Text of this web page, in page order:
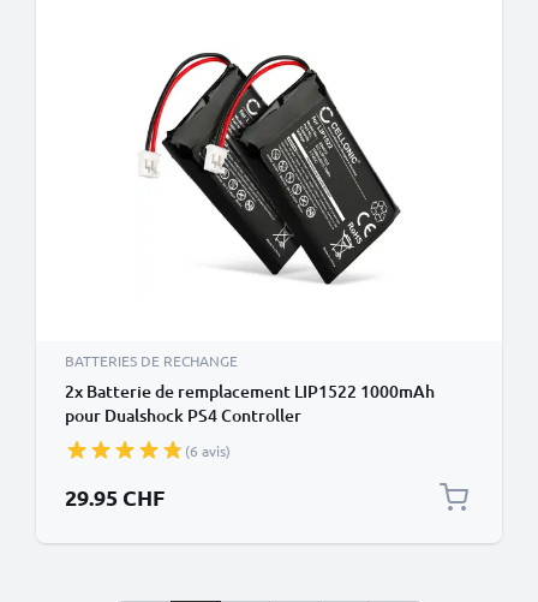
BATTERIES DE RECHANGE
2x Batterie de remplacement LIP1522 1000mAh
pour Dualshock PS4 Controller
(6 avis)
29.95 CHF